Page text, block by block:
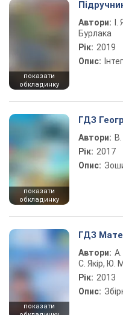
показати
обкладинку
Автори:
Бурлака
Рік: 2019
Опис:
показати
обкладинку
ГДЗ
Автори:
Рік: 2017
Опис:
показати
ГДЗ
Автори: А.
С. Якір, Ю.
Рік: 2013
Опис: